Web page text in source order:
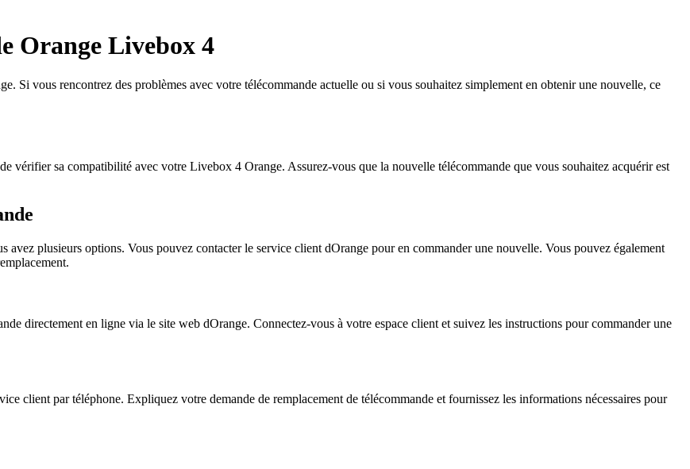
Orange Livebox 4
Si vous rencontrez des problèmes avec votre télécommande actuelle ou si vous souhaitez simplement en obtenir une nouvelle, ce
vérifier sa compatibilité avec votre Livebox 4 Orange. Assurez-vous que la nouvelle télécommande que vous souhaitez acquérir est
plusieurs options. Vous pouvez contacter le service client dOrange pour en commander une nouvelle. Vous pouvez également
directement en ligne via le site web dOrange. Connectez-vous à votre espace client et suivez les instructions pour commander une
client par téléphone. Expliquez votre demande de remplacement de télécommande et fournissez les informations nécessaires pour